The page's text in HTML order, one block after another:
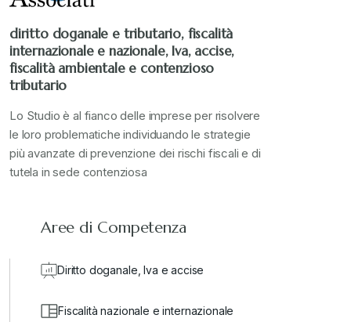
diritto doganale e tributario, fiscalità
internazionale e nazionale, Iva, accise,
fiscalità ambientale e contenzioso
tributario
Lo Studio è al fianco delle imprese per risolvere
le loro problematiche individuando le strategie
più avanzate di prevenzione dei rischi fiscali e di
tutela in sede contenziosa
Aree di Competenza
Diritto doganale, Iva e accise
Fiscalità nazionale e internazionale